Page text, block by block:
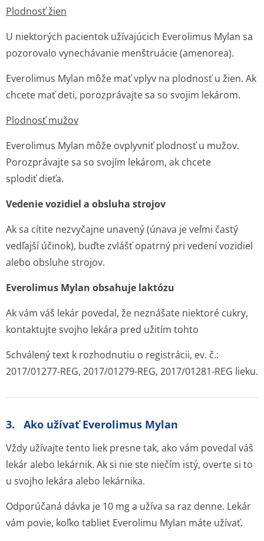
Plodnosť žien
U niektorých pacientok užívajúcich Everolimus Mylan sa
pozorovalo vynechávanie menštruácie (amenorea).
Everolimus Mylan môže mať vplyv na plodnosť u žien. Ak
chcete mať deti, porozprávajte sa so svojim lekárom.
Plodnosť mužov
Everolimus Mylan môže ovplyvniť plodnosť u mužov.
Porozprávajte sa so svojím lekárom, ak chcete
splodiť dieťa.
Vedenie vozidiel a obsluha strojov
Ak sa cítite nezvyčajne unavený (únava je veľmi častý
vedľajší účinok), buďte zvlášť opatrný pri vedení vozidiel
alebo obsluhe strojov.
Everolimus Mylan obsahuje laktózu
Ak vám váš lekár povedal, že neznášate niektoré cukry,
kontaktujte svojho lekára pred užitím tohto
Schválený text k rozhodnutiu o registrácii, ev. č.:
2017/01277-REG, 2017/01279-REG, 2017/01281-REG lieku.
3. Ako užívať Everolimus Mylan
Vždy užívajte tento liek presne tak, ako vám povedal váš
lekár alebo lekárnik. Ak si nie ste niečím istý, overte si to
u svojho lekára alebo lekárnika.
Odporúčaná dávka je 10 mg a užíva sa raz denne. Lekár
vám povie, koľko tabliet Everolimu Mylan máte užívať.